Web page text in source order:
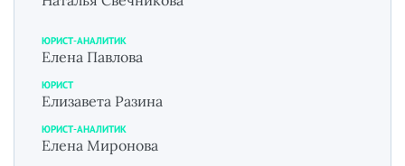
ЮРИСТ-АНАЛИТИК
Елена Павлова
ЮРИСТ
Елизавета Разина
ЮРИСТ-АНАЛИТИК
Елена Миронова